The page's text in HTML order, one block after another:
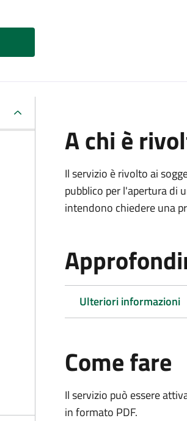
A chi è
Il servizio è rivolto ai
pubblico per l'apertura di
intendono chiedere una
Ulteriori informazioni
Come fare
Il servizio può essere
in formato PDF.